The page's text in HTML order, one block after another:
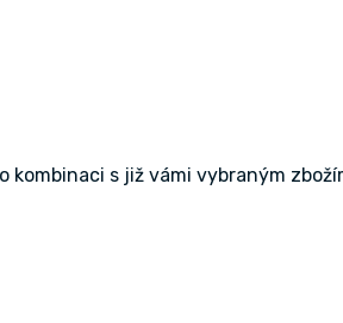
s již vámi vybraným